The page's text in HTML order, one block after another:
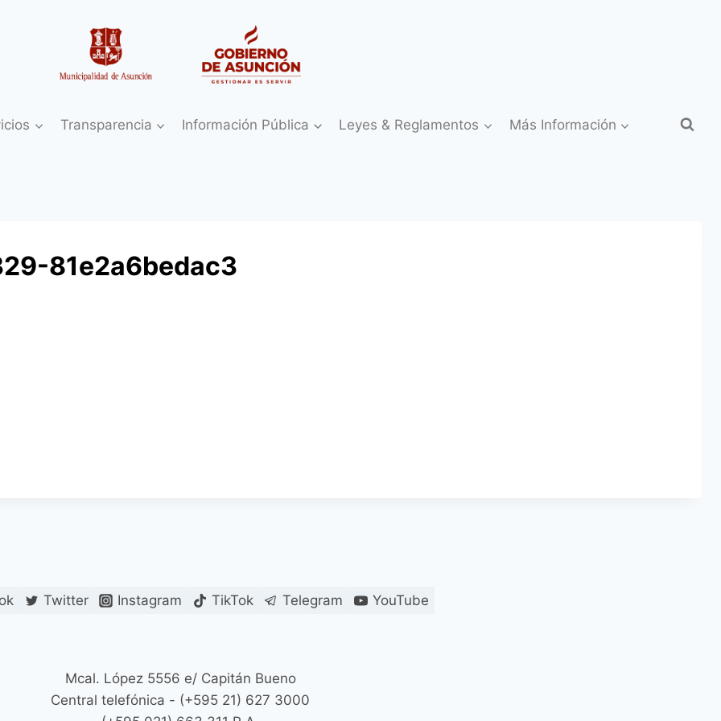
Transparencia Información Pública Leyes & Reglamentos Más Información
81e2a6bedac3
Twitter Instagram TikTok Telegram YouTube
Mcal. López 5556 e/ Capitán Bueno
Central telefónica - (+595 21) 627 3000